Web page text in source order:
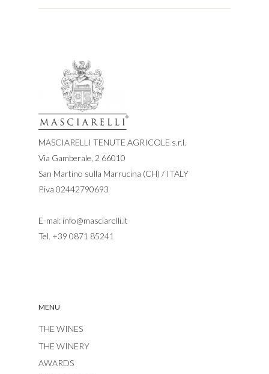
MASCIARELLI TENUTE AGRICOLE s.r.l.
Via Gamberale, 2 66010
San Martino sulla Marrucina (CH) / ITALY
P.iva 02442790693
E-mal: info@masciarelli.it
Tel. +39 0871 85241
MENU
THE WINES
THE WINERY
AWARDS